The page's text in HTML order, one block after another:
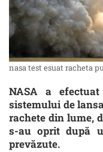
nasa test esuat racheta
NASA a
sistemului de
rachete din lume,
s-au oprit după
prevăzute.